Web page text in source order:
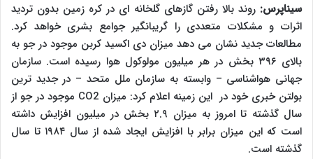
سیناپرس:روند بالا رفتن گازهای گلخانه ای در کره زمین بدون تردید
اثرات و مشکلات متعددی را گریبانگیر جوامع بشری خواهد کرد.
مطالعات جدید نشان می دهد میزان دی اکسید کربن موجود در جو به
بالای ۳۹۶ بخش در هر میلیون مولوکول هوا رسیده است. سازمان
جهانی هواشناسی – وابسته به سازمان ملل متحد – در جدید ترین
بولتن خبری خود در این زمینه اعلام کرد: میزان CO2 موجود در جو از
سال گذشته تا امروز به میزان ۲.۹ بخش در میلیون افزایش داشته
است که این میزان برابر با افزایش ایجاد شده از سال ۱۹۸۴ تا سال
گذشته است.